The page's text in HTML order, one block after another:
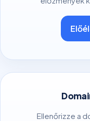
Ellenőrizze a